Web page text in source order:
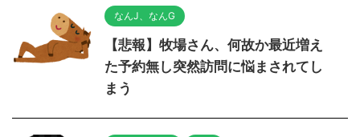
なんJ、なんG
【悲報】牧場さん、何故か最近増え
た予約無し突然訪問に悩まされてし
まう